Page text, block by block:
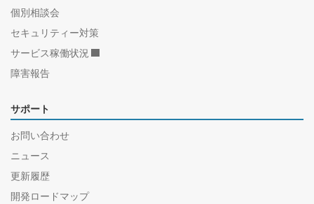
個別相談会
セキュリティー対策
サービス稼働状況
障害報告
サポート
お問い合わせ
ニュース
更新履歴
開発ロードマップ